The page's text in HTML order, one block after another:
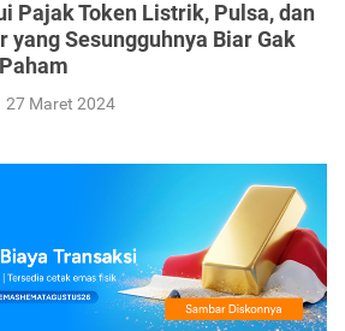
Pajak Token Listrik, Pulsa, dan
yang Sesungguhnya Biar Gak
27 Maret 2024